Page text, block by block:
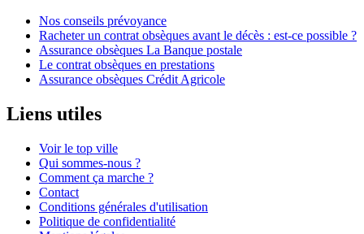
Nos conseils prévoyance
Racheter un contrat obsèques avant le décès : est-ce possible ?
Assurance obsèques La Banque postale
Le contrat obsèques en prestations
Assurance obsèques Crédit Agricole
Liens utiles
Voir le top ville
Qui sommes-nous ?
Comment ça marche ?
Contact
Conditions générales d'utilisation
Politique de confidentialité